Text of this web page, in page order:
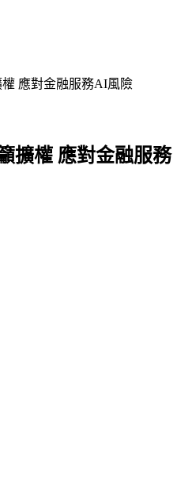
應對金融服務AI風險
擴權 應對金融服務